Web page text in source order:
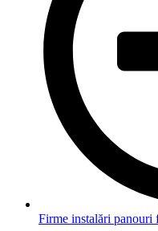
Firme instalări panouri